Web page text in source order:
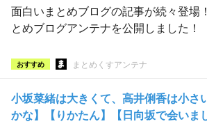
面白いまとめブログの記事が続々登場
とめブログアンテナを公開しました！
おすすめ まとめくすアンテナ
小坂菜緒は大きくて、高井俐香は小さ
かな】【りかたん】【日向坂で会いま